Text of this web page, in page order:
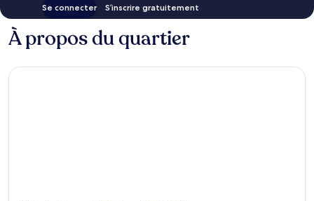
Se connecter S’inscrire gratuitement
À propos du quartier